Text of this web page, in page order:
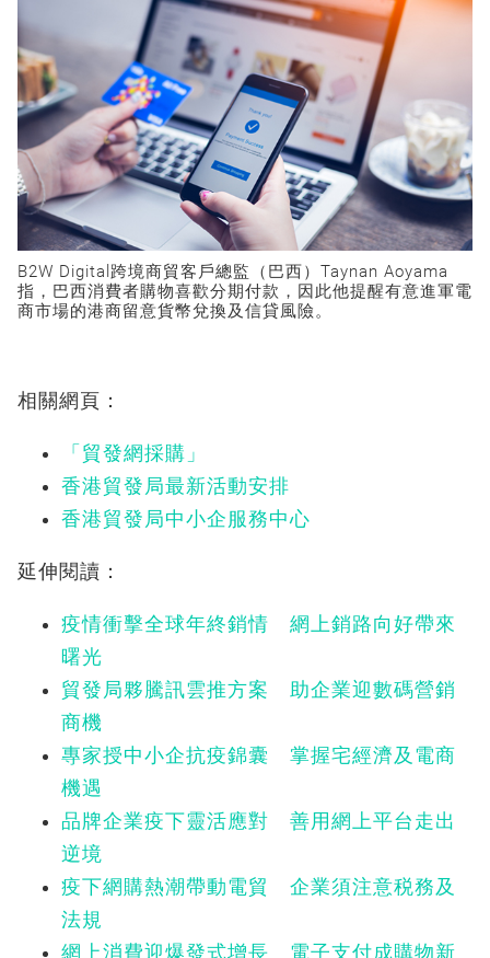
B2W Digital跨境商貿客戶總監（巴西）Taynan Aoyama
指，巴西消費者購物喜歡分期付款，因此他提醒有意進軍電
商市場的港商留意貨幣兌換及信貸風險。
相關網頁：
「貿發網採購」
香港貿發局最新活動安排
香港貿發局中小企服務中心
延伸閱讀：
疫情衝擊全球年終銷情 網上銷路向好帶來
曙光
貿發局夥騰訊雲推方案 助企業迎數碼營銷
商機
專家授中小企抗疫錦囊 掌握宅經濟及電商
機遇
品牌企業疫下靈活應對 善用網上平台走出
逆境
疫下網購熱潮帶動電貿 企業須注意税務及
法規
網上消費迎爆發式增長 電子支付成購物新